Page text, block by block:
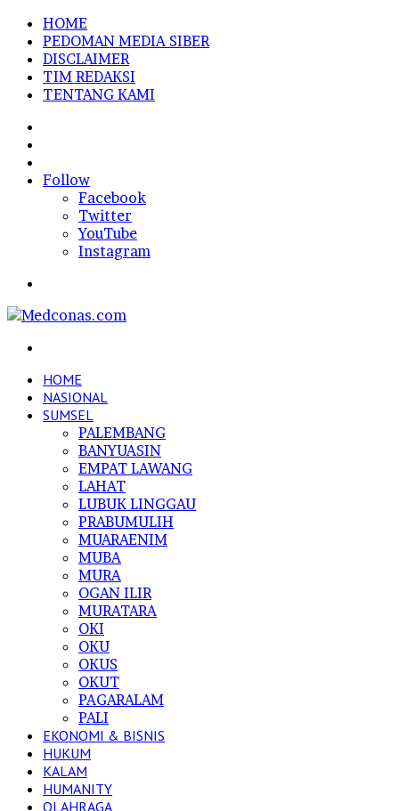
HOME
PEDOMAN MEDIA SIBER
DISCLAIMER
TIM REDAKSI
TENTANG KAMI
In
Follow
Facebook
Twitter
YouTube
Instagram
HOME
NASIONAL
SUMSEL
PALEMBANG
BANYUASIN
EMPAT LAWANG
LAHAT
LUBUK LINGGAU
PRABUMULIH
MUARAENIM
MUBA
MURA
OGAN ILIR
MURATARA
OKI
OKU
OKUS
OKUT
PAGARALAM
PALI
EKONOMI & BISNIS
HUKUM
KALAM
HUMANITY
OLAHRAGA